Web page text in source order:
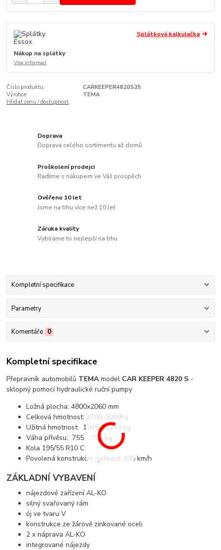
Splátková kalkulačka
Nákup na splátky
Více informací
Číslo produktu:
CARKEEPER4820S25
Výrobce:
TEMA
Hlídat cenu / dostupnost
Doprava
Doprava celého sortimentu až domů
Proškolení prodejci
Radíme s nákupem ve Váš prospěch
Ověřeno 10 let
Jsme na trhu více než 10 let
Záruka kvality
Vybíráme to nejlepší na trhu
Kompletní specifikace
Parametry
Komentáře 0
Kompletní specifikace
Přepravník automobilů TEMAmodel CAR KEEPER 4820 S -
sklopný pomocí hydraulické ruční pumpy
Ložná plocha: 4800x2060 mm
Celková hmotnost: 2700-3000kg
Užitná hmotnost: 1945 - 2244 kg
Váha přívěsu: 755 - 756 kg
Kola 195/55 R10 C
Povolená konstrukční rychlost: 100 km/h
ZÁKLADNÍ VYBAVENÍ
nájezdové zařízení AL-KO
silný svařovaný rám
ój ve tvaru V
konstrukce ze žárově zinkované oceli
2 x náprava AL-KO
integrované nájezdy